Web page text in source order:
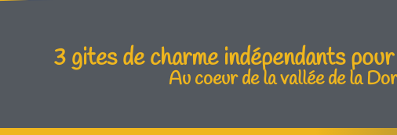
3 gites de charme indépendants
Au coeur de la vallée de la